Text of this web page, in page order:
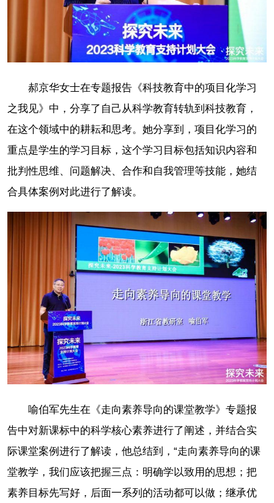
郝京华女士在专题报告《科技教育中的项目化学习
之我见》中，分享了自己从科学教育转轨到科技教育，
在这个领域中的耕耘和思考。她分享到，项目化学习的
重点是学生的学习目标，这个学习目标包括知识内容和
批判性思维、问题解决、合作和自我管理等技能，她结
合具体案例对此进行了解读。
喻伯军先生在《走向素养导向的课堂教学》专题报
告中对新课标中的科学核心素养进行了阐述，并结合实
际课堂案例进行了解读，他总结到，“走向素养导向的课
堂教学，我们应该把握三点：明确学以致用的思想；把
素养目标先写好，后面一系列的活动都可以做；继承优